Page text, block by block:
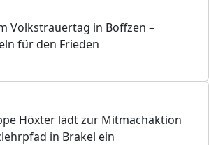
Volkstrauertag in Boffzen –
für den Frieden
Höxter lädt zur Mitmachaktion
in Brakel ein